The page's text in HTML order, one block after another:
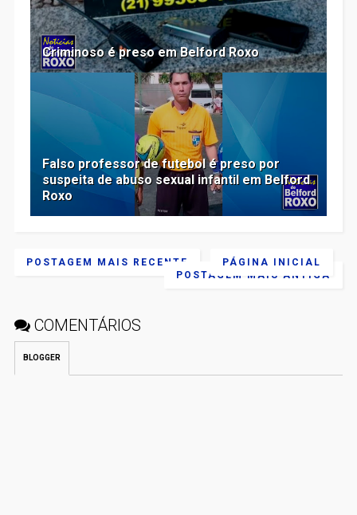
Criminoso é preso em Belford Roxo
Falso professor de futebol é preso por
suspeita de abuso sexual infantil em Belford
Roxo
POSTAGEM MAIS RECENTE
POSTAGEM MAIS ANTIGA
PÁGINA INICIAL
COMENTÁRIOS
BLOGGER